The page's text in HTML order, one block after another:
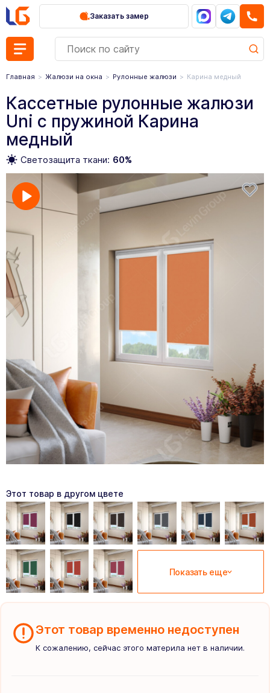
Заказать замер
Главная Жалюзи на окна Рулонные жалюзи Карина медный
Кассетные рулонные жалюзи
Uni с пружиной Карина
медный
Светозащита ткани: 60%
Этот товар в другом цвете
Показать еще
Этот товар временно недоступен
К сожалению, сейчас этого материла нет в наличии.